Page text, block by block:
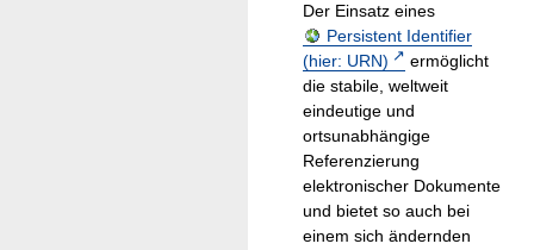
Der Einsatz eines
Persistent Identifier
(hier: URN)
ermöglicht
die stabile, weltweit
eindeutige und
ortsunabhängige
Referenzierung
elektronischer Dokumente
und bietet so auch bei
einem sich ändernden